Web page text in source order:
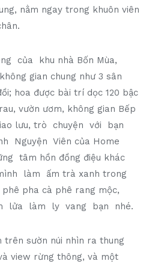
nằm ngay trong khuôn viên
của khu nhà Bốn Mùa,
gian chung như 3 sân
hoa được bài trí dọc 120 bậc
vườn ươm, không gian Bếp
lưu, trò chuyện với bạn
Nguyện Viên của Home
tâm hồn đồng điệu khác
làm ấm trà xanh trong
pha cà phê rang mộc,
lửa làm ly vang bạn nhé.
trên sườn núi nhìn ra thung
view rừng thông, và một